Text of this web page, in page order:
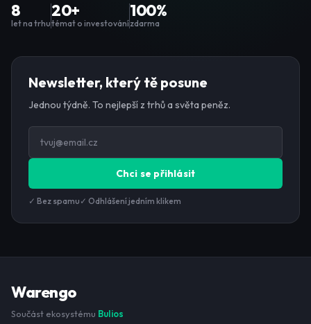
8
let na trhu
20+
témat o investování
100%
zdarma
Newsletter, který tě posune
Jednou týdně. To nejlepší z trhů a světa peněz.
Chci se přihlásit
✓ Bez spamu ✓ Odhlášení jedním klikem
Warengo
Součást ekosystému Bulios